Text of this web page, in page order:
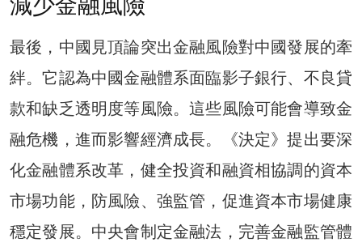
最後，中國見頂論突出金融風險對中國發展的牽
絆。它認為中國金融體系面臨影子銀行、不良貸
款和缺乏透明度等風險。這些風險可能會導致金
融危機，進而影響經濟成長。《決定》提出要深
化金融體系改革，健全投資和融資相協調的資本
市場功能，防風險、強監管，促進資本市場健康
穩定發展。中央會制定金融法，完善金融監管體